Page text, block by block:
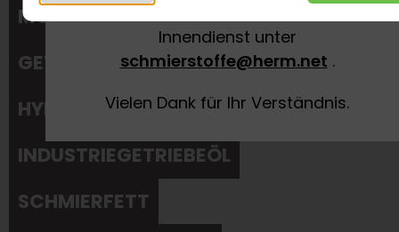
Bitte wenden Sie sich an unseren
Innendienst unter
schmierstoffe@herm.net .
Vielen Dank für Ihr Verständnis.
MOTORÖL
GETRIEBEÖL
HYDRAULIKÖL
INDUSTRIEGETRIEBEÖL
SCHMIERFETT